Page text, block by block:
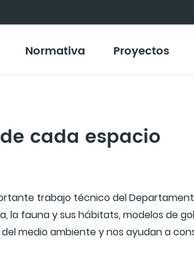
Normativa Proyectos
cada espacio
trabajo técnico del
la fauna y sus hábitats, modelos de
medio ambiente y nos ayudan a